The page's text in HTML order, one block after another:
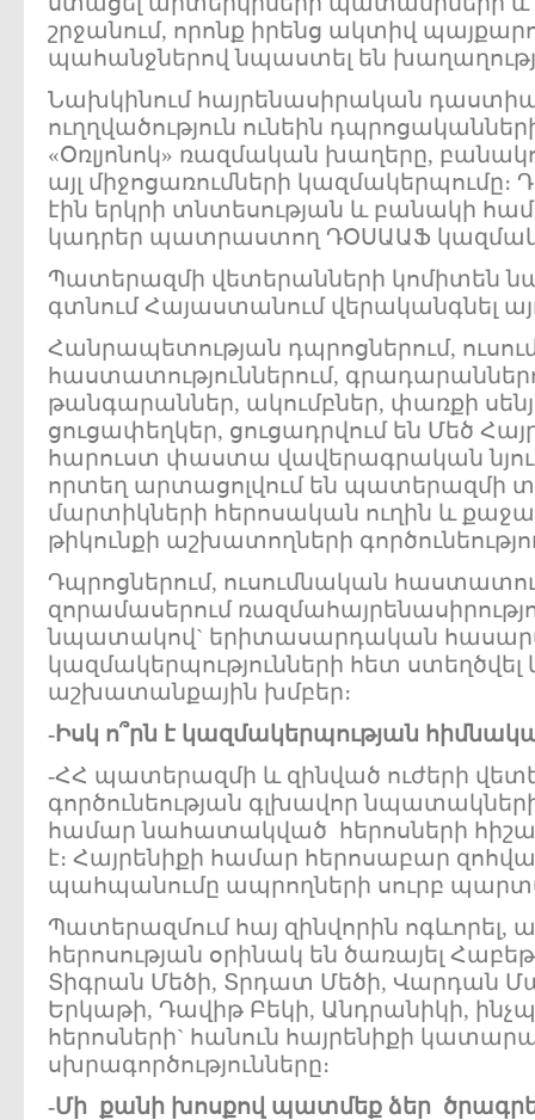
շրջանում, որոնք իրենց ակտիվ
պահանջներով նպաստել են
Նախկինում հայրենասիրական
ուղղվածություն ունեին
«Օռլյոնոկ» ռազմական խաղերը,
այլ միջոցառումների
էին երկրի տնտեսության և բանակի
կադրեր պատրաստող ԴՕՍԱԱՖ
Պատերազմի վետերանների կոմիտեն
գտնում Հայաստանում վերականգնել
Հանրապետության դպրոցներում,
հաստատություններում,
թանգարաններ, ակումբներ, փառքի
ցուցափեղկեր, ցուցադրվում են Մեծ
հարուստ փաստա վավերագրական
որտեղ արտացոլվում են պատերազմի
մարտիկների հերոսական ուղին և
թիկունքի աշխատողների
Դպրոցներում, ուսումնական
զորամասերում
նպատակով` երիտասարդական
կազմակերպությունների հետ ստեղծվել
աշխատանքային խմբեր։
-Իսկ ո՞րն է կազմակերպության
-ՀՀ պատերազմի և զինված ուժերի
գործունեության գլխավոր
համար նահատակված հերոսների
է։ Հայրենիքի համար հերոսաբար
պահպանումը ապրողների սուրբ
Պատերազմում հայ զինվորին ոգևորել,
հերոսության օրինակ են ծառայել
Տիգրան Մեծի, Տրդատ Մեծի, Վարդան
Երկաթի, Դավիթ Բեկի, Անդրանիկի,
հերոսների` հանուն հայրենիքի
սխրագործությունները։
-Մի քանի խոսքով պատմեք ձեր